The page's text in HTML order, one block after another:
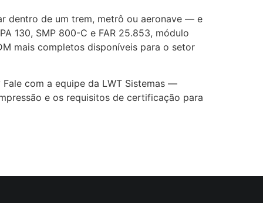
dentro de um trem, metrô ou aeronave — e
130, SMP 800-C e FAR 25.853, módulo
mais completos disponíveis para o setor
Fale com a equipe da LWT Sistemas —
e os requisitos de certificação para